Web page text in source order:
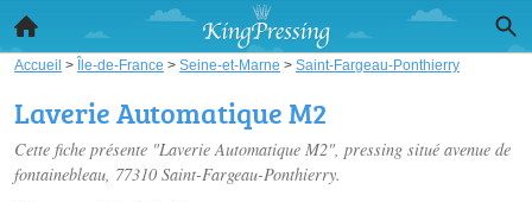
Accueil > Île-de-France > Seine-et-Marne > Saint-Fargeau-Ponthierry
Laverie Automatique M2
Cette fiche présente "Laverie Automatique M2", pressing situé avenue de
fontainebleau, 77310 Saint-Fargeau-Ponthierry.